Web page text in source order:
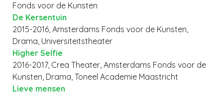
Fonds voor de Kunsten
De Kersentuin
2015-2016, Amsterdams Fonds voor de Kunsten,
Drama, Universiteitstheater
Higher Selfie
2016-2017, Crea Theater, Amsterdams Fonds voor de
Kunsten, Drama, Toneel Academie Maastricht
Lieve mensen